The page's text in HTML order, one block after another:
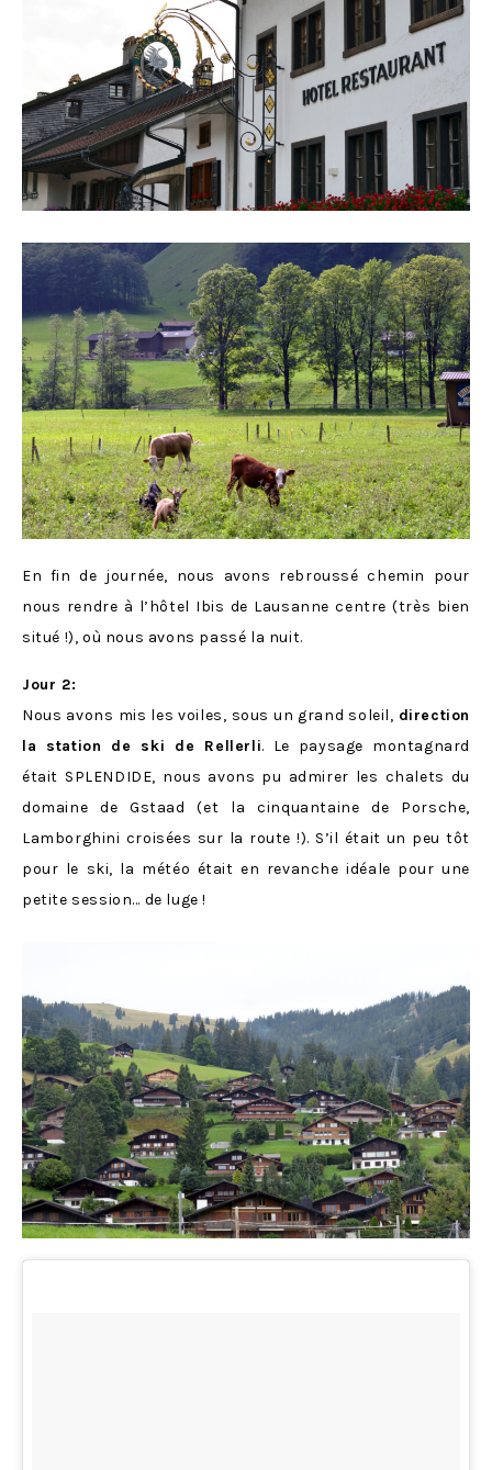
En fin de journée, nous avons rebroussé chemin pour
nous rendre à l’hôtel Ibis de Lausanne centre (très bien
situé !), où nous avons passé la nuit.
Jour 2:
Nous avons mis les voiles, sous un grand soleil, direction
la station de ski de Rellerli. Le paysage montagnard
était SPLENDIDE, nous avons pu admirer les chalets du
domaine de Gstaad (et la cinquantaine de Porsche,
Lamborghini croisées sur la route !). S’il était un peu tôt
pour le ski, la météo était en revanche idéale pour une
petite session… de luge !